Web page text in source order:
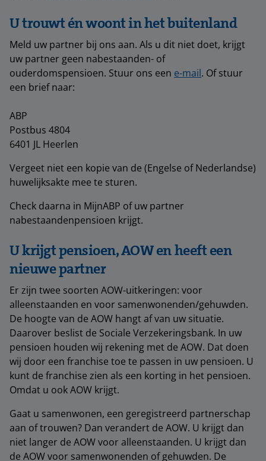
U trouwt én woont in het buitenland
Meld uw partner bij ons aan. Als u dit niet doet, krijgt
uw partner geen nabestaanden- of
ouderdomspensioen. Stuur ons een e-mail. Of stuur
een brief naar:
ABP
Postbus 4804
6401 JL Heerlen
Vergeet niet een kopie van de (Engelse of Nederlandse)
huwelijksakte mee te sturen.
Check daarna in MijnABP of uw partner
nabestaandenpensioen krijgt.
U krijgt pensioen, AOW en heeft een
nieuwe partner
Er zijn twee soorten AOW-uitkeringen: voor
alleenstaanden en voor samenwonenden/gehuwden.
De hoogte van de AOW hangt af van uw situatie.
Daarover beslist de Sociale Verzekeringsbank. In uw
pensioen houden wij rekening met de AOW. Dat doen
wij door een franchise toe te passen in uw pensioen. U
kunt de franchise zien als een korting in het pensioen.
Omdat u ook AOW krijgt.
Gaat u samenwonen, een geregistreerd partnerschap
aan of trouwen? Dan verandert de AOW. U krijgt dan
niet langer de AOW voor alleenstaanden. U krijgt dan
de AOW voor samenwonenden of gehuwden. De